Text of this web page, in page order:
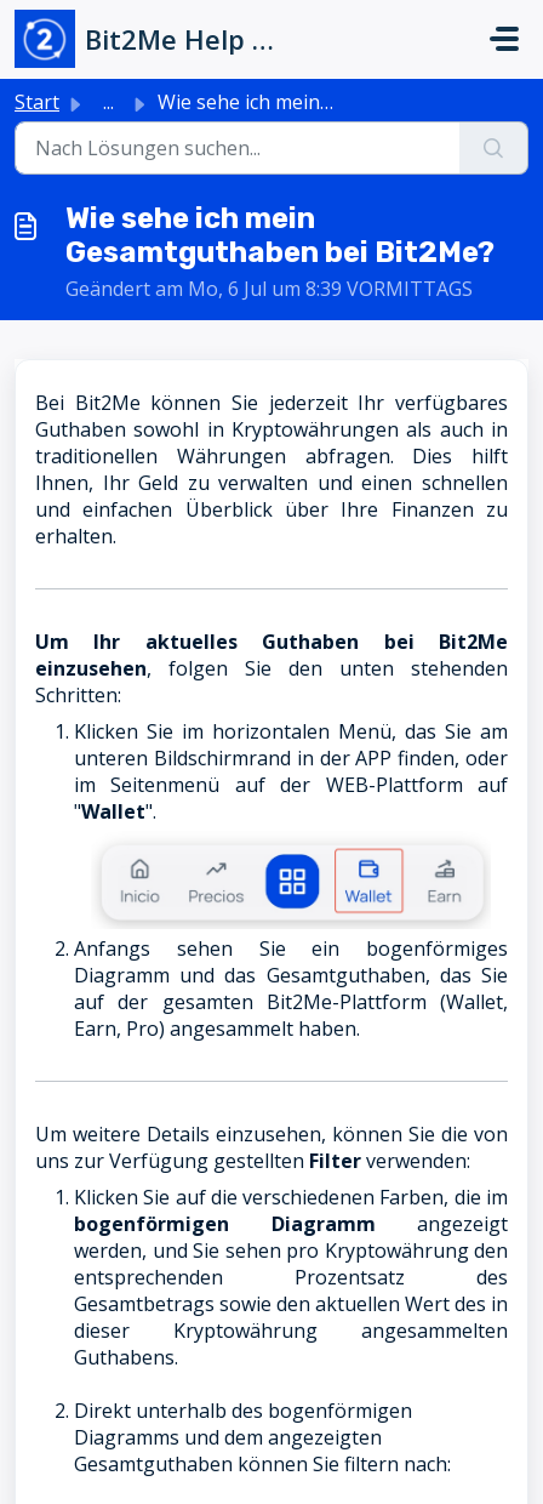
Zum hauptsächlichen Inhalt gehen
Bit2Me Help Center
Start ... Wie sehe ich mein Gesamtguthaben bei Bit2Me?
Wie sehe ich mein
Gesamtguthaben bei Bit2Me?
Geändert am Mo, 6 Jul um 8:39 VORMITTAGS
Bei Bit2Me können Sie jederzeit Ihr verfügbares
Guthaben sowohl in Kryptowährungen als auch in
traditionellen Währungen abfragen. Dies hilft
Ihnen, Ihr Geld zu verwalten und einen schnellen
und einfachen Überblick über Ihre Finanzen zu
erhalten.
Um Ihr aktuelles Guthaben bei Bit2Me
einzusehen, folgen Sie den unten stehenden
Schritten:
Klicken Sie im horizontalen Menü, das Sie am
unteren Bildschirmrand in der APP finden, oder
im Seitenmenü auf der WEB-Plattform auf
"Wallet".
Anfangs sehen Sie ein bogenförmiges
Diagramm und das Gesamtguthaben, das Sie
auf der gesamten Bit2Me-Plattform (Wallet,
Earn, Pro) angesammelt haben.
Um weitere Details einzusehen, können Sie die von
uns zur Verfügung gestellten Filterverwenden:
Klicken Sie auf die verschiedenen Farben, die im
bogenförmigen Diagramm angezeigt
werden, und Sie sehen pro Kryptowährung den
entsprechenden Prozentsatz des
Gesamtbetrags sowie den aktuellen Wert des in
dieser Kryptowährung angesammelten
Guthabens.
Direkt unterhalb des bogenförmigen
Diagramms und dem angezeigten
Gesamtguthaben können Sie filtern nach: